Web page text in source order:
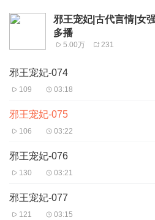
邪王宠妃|古代言情|女
多播
5.00万 231
邪王宠妃-074
109 03:18
邪王宠妃-075
106 03:22
邪王宠妃-076
130 03:21
邪王宠妃-077
121 03:15